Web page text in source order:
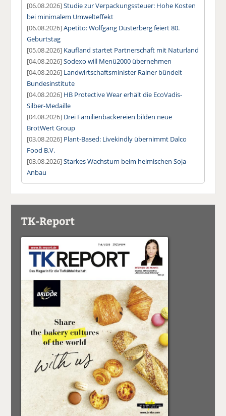
[06.08.2026]Studie zur Verpackungssteuer: Hohe Kosten
bei minimalem Umwelteffekt
[06.08.2026]Apetito: Wolfgang Düsterberg feiert 80.
Geburtstag
[05.08.2026] Kaufland startet Partnerschaft mit Naturland
[04.08.2026]Sodexo will Menü2000 übernehmen
[04.08.2026] Landwirtschaftsminister Rainer bündelt
Bundesinstitute
[04.08.2026] HB Protective Wear erhält die EcoVadis-
Silber-Medaille
[04.08.2026] Drei Familienbäckereien bilden neue
BrotWert Group
[03.08.2026] Plant-Based: Livekindly übernimmt Dalco
Food B.V.
[03.08.2026]Starkes Wachstum beim heimischen Soja-
Anbau
TK-Report